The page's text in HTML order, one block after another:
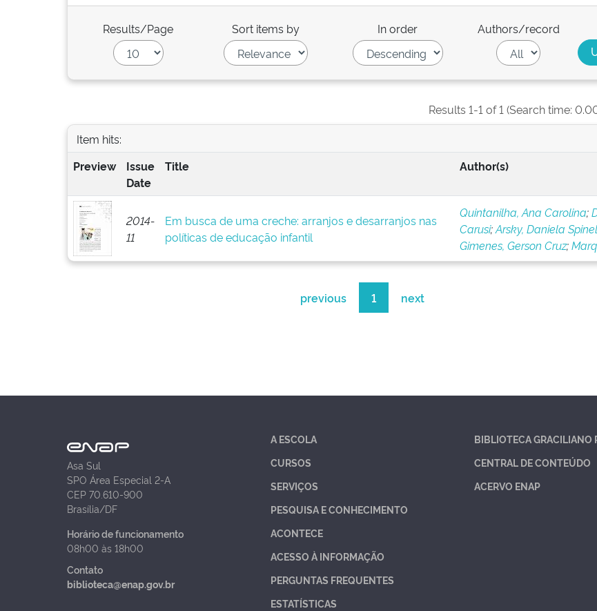
Results/Page Sort items by In order Authors/record
Results 1-1 of 1 (Search time:
Item hits:
Preview
Issue
Date
Title Author(s)
2014-
11
Em busca de uma creche: arranjos e desarranjos nas
políticas de educação infantil
Quintanilha, Ana Carolina;
Carusi;Arsky, Daniela
Gimenes, Gerson Cruz;
previous 1 next
Asa Sul
SPO Área Especial 2-A
CEP 70.610-900
Brasília/DF
Horário de funcionamento
08h00 às 18h00
Contato
biblioteca@enap.gov.br
A ESCOLA
CURSOS
SERVIÇOS
PESQUISA E CONHECIMENTO
ACONTECE
ACESSO À INFORMAÇÃO
PERGUNTAS FREQUENTES
ESTATÍSTICAS
BIBLIOTECA GRACILIANO
CENTRAL DE CONTEÚDO
ACERVO ENAP